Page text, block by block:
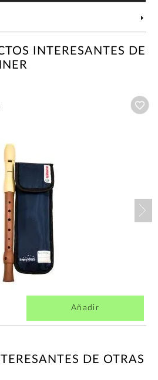
INTERESANTES DE
Añadir
DE OTRAS